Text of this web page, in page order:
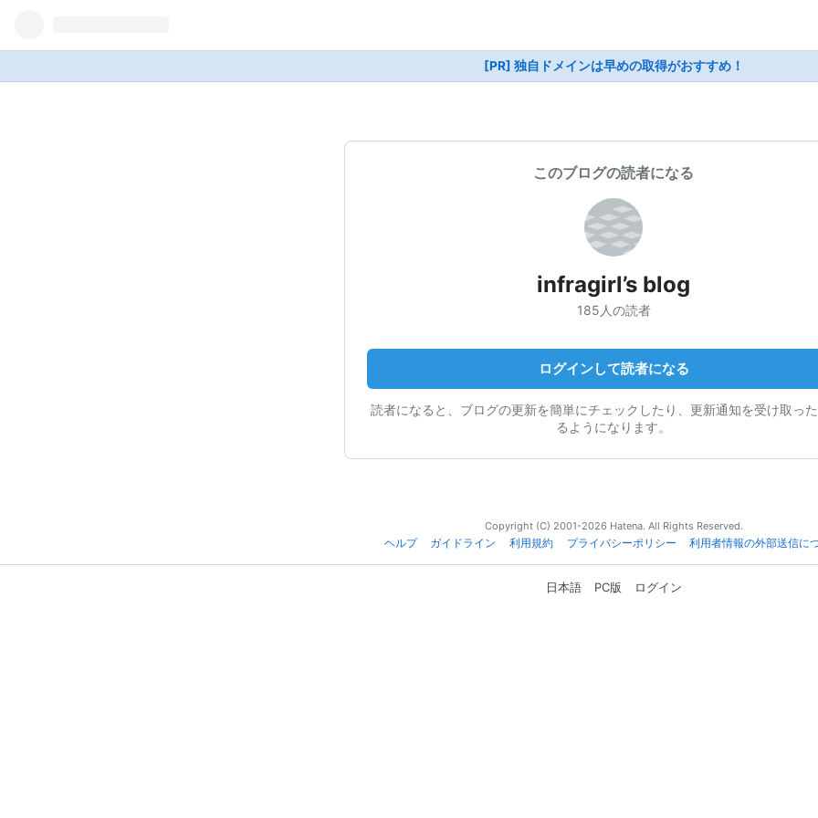
[PR] 独自ドメインは早めの取得がおすすめ！
このブログの読者になる
infragirl’s blog
185人の読者
ログインして読者になる
読者になると、ブログの更新を簡単にチェックしたり、更新通知を受け取っ
るようになります。
Copyright (C) 2001-2026 Hatena. All Rights Reserved.
ヘルプ
ガイドライン 利用規約 プライバシーポリシー 利用者情報の外部送信に
日本語 PC版 ログイン